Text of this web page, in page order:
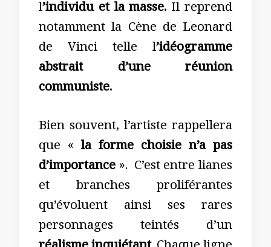
l’individu et la masse. Il reprend
notamment la Cène de Leonard
de Vinci telle l’idéogramme
abstrait d’une réunion
communiste.
Bien souvent, l’artiste rappellera
que « la forme choisie n’a pas
d’importance ». C’est entre lianes
et branches proliférantes
qu’évoluent ainsi ses rares
personnages teintés d’un